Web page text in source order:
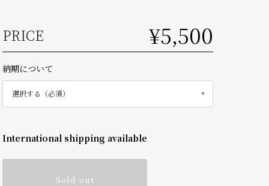
PRICE ¥5,500
納期について
International shipping available
Sold out